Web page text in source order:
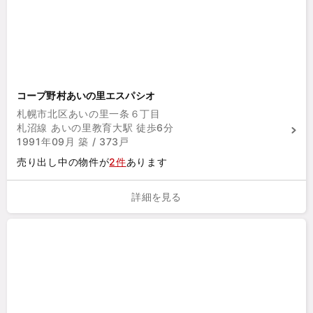
コープ野村あいの里エスパシオ
札幌市北区あいの里一条６丁目
札沼線 あいの里教育大駅 徒歩6分
1991年09月 築 / 373戸
売り出し中の物件が2件あります
詳細を見る